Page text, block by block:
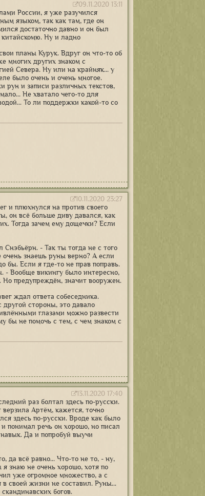
09.11.2020 13:11
России, я уже разучился
языком, так как там, где он
достаточно давно и он был
Ну и ладно
планы Курук. Вдруг он что-то об
многих других знаком с
Севера. Ну или на крайняк... у
было очень и очень многое.
рун и записи различных текстов,
Не хватало чего-то для
То ли поддержки какой-то со
10.11.2020 23:27
и плюхнулся на против своего
он всё больше диву давался, как
Тогда зачем ему дощечки? Если
Снэбьёрн. - Так ты тогда не с того
знаешь руны верно? А если
бы. Если я где-то не прав поправь.
- Вообще викингу было интересно,
Но предупреждён, значит вооружен.
ждал ответа собеседника.
стороны, это давало
глазами можно развести
бы не помочь с тем, с чем знаком с
13.11.2020 17:40
раз болтал здесь по-русски.
Артём, кажется, точно
здесь по-русски. Вроде как было
понимал речь он хорошо, но писал
Да и попробуй выучи
да всё равно... Что-то не то, - ну,
знаю не очень хорошо, хотя по
уже огромное множество, а с
своей жизни не составил. Руны...
богов.